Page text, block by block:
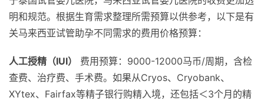
明和规范。根据生育需求整理所需预算以供参考，以下是有
关马来西亚试管助孕不同需求的费用价格预算：
人工授精（IUI）
费用预算：9000-12000马币/周期，含检
查费、治疗费、手术费。如果从Cryos、Cryobank、
XYtex、Fairfax等精子银行购精入境，还包括＜3个月的精